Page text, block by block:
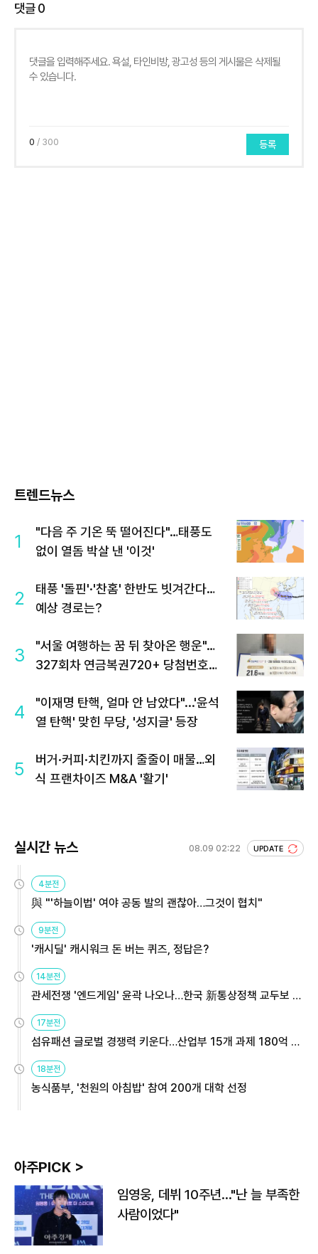
댓글0
0 / 300 등록
트렌드뉴스
1
"다음 주 기온 뚝 떨어진다"…태풍도
없이 열돔 박살 낸 '이것'
2
태풍 '돌핀'·'찬홈' 한반도 빗겨간다…
예상 경로는?
3
"서울 여행하는 꿈 뒤 찾아온 행운"…
327회차 연금복권720+ 당첨번호조
4
"이재명 탄핵, 얼마 안 남았다"...'윤석
열 탄핵' 맞힌 무당, '성지글' 등장
5
버거·커피·치킨까지 줄줄이 매물…외
식 프랜차이즈 M&A '활기'
실시간 뉴스 08.09 02:22 UPDATE
4분전
與 "'하늘이법' 여야 공동 발의 괜찮아…그것이 협치"
9분전
'캐시딜' 캐시워크 돈 버는 퀴즈, 정답은?
14분전
관세전쟁 '엔드게임' 윤곽 나오나…한국 新통상정책 교두보 활
용해야
17분전
섬유패션 글로벌 경쟁력 키운다…산업부 15개 과제 180억 지
원
18분전
농식품부, '천원의 아침밥' 참여 200개 대학 선정
아주PICK >
임영웅, 데뷔 10주년…"난 늘 부족한
사람이었다"